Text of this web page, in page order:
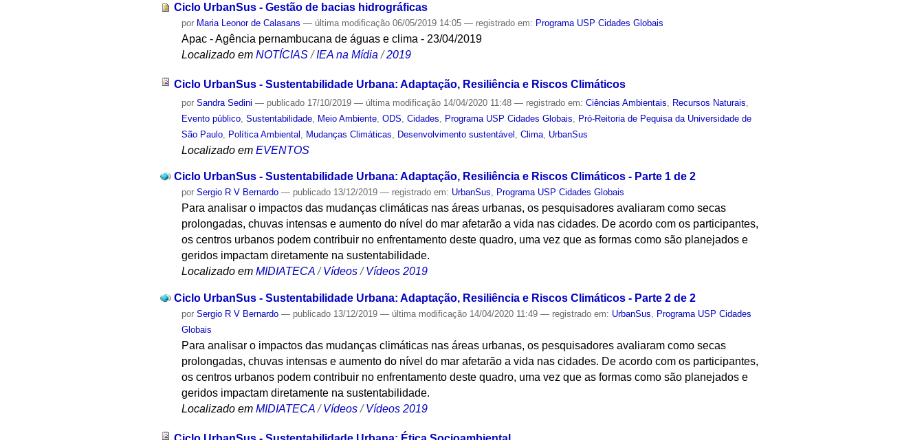
Ciclo UrbanSus - Gestão de bacias hidrográficas
por Maria Leonor de Calasans — última modificação 06/05/2019 14:05— registrado em: Programa USP Cidades Globais
Apac - Agência pernambucana de águas e clima - 23/04/2019
Localizado em NOTÍCIAS /IEA na Mídia /2019
Ciclo UrbanSus - Sustentabilidade Urbana: Adaptação, Resiliência e Riscos Climáticos
porSandra Sedini — publicado 17/10/2019— última modificação 14/04/2020 11:48— registrado em:Ciências Ambientais Recursos Naturais
Evento público ,Sustentabilidade Meio Ambiente ,ODS ,Cidades Programa USP Cidades Globais
Pró-Reitoria de Pequisa da Universidade de
São Paulo Política Ambiental Mudanças Climáticas Desenvolvimento sustentável ,Clima UrbanSus
Localizado em EVENTOS
Ciclo UrbanSus - Sustentabilidade Urbana: Adaptação, Resiliência e Riscos Climáticos - Parte 1 de 2
porSergio R V Bernardo — publicado 13/12/2019— registrado em: UrbanSus, Programa USP Cidades Globais
Para analisar o impactos das mudanças climáticas nas áreas urbanas, os pesquisadores avaliaram como secas
prolongadas, chuvas intensas e aumento do nível do mar afetarão a vida nas cidades. De acordo com os participantes,
os centros urbanos podem contribuir no enfrentamento deste quadro, uma vez que as formas como são planejados e
geridos impactam diretamente na sustentabilidade.
Localizado em MIDIATECA /Vídeos /Vídeos 2019
Ciclo UrbanSus - Sustentabilidade Urbana: Adaptação, Resiliência e Riscos Climáticos - Parte 2 de 2
porSergio R V Bernardo — publicado 13/12/2019— última modificação 14/04/2020 11:49— registrado em: UrbanSus
Programa USP Cidades
Globais
Para analisar o impactos das mudanças climáticas nas áreas urbanas, os pesquisadores avaliaram como secas
prolongadas, chuvas intensas e aumento do nível do mar afetarão a vida nas cidades. De acordo com os participantes,
os centros urbanos podem contribuir no enfrentamento deste quadro, uma vez que as formas como são planejados e
geridos impactam diretamente na sustentabilidade.
Localizado em MIDIATECA /Vídeos /Vídeos 2019